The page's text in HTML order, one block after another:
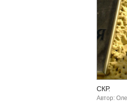
СКР.
Автор: